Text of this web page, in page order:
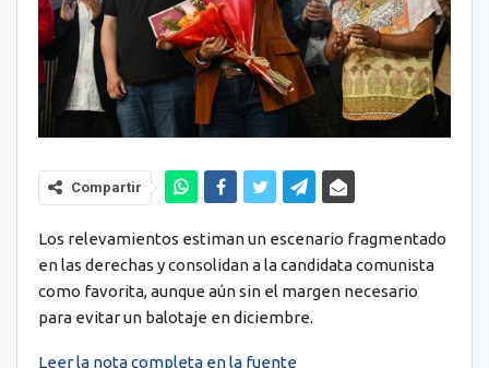
Compartir
Los relevamientos estiman un escenario fragmentado
en las derechas y consolidan a la candidata comunista
como favorita, aunque aún sin el margen necesario
para evitar un balotaje en diciembre.
Leer la nota completa en la fuente